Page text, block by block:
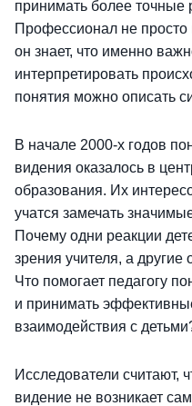
принимать более точные
Профессионал не
он знает, что именно
интерпретировать
понятия можно описать
В начале 2000-х годов
видения оказалось в
образования. Их
учатся замечать
Почему одни реакции
зрения учителя, а
Что помогает педагогу
и принимать
взаимодействия с
Исследователи считают,
видение не возникает